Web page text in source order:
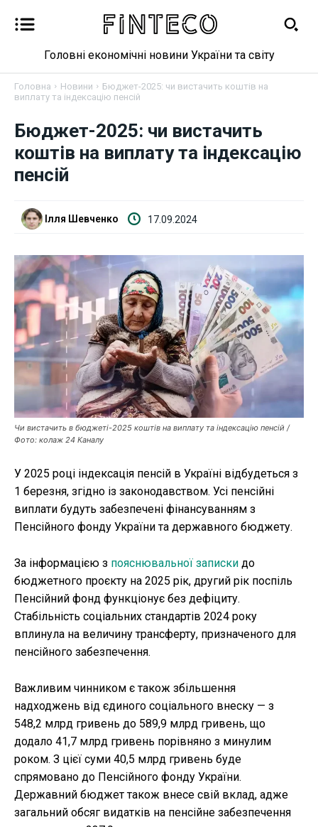
Новини
Бізнес
Криптовалюта
Робота і освіта
Публікації
ФОП
Курс валют
Ми в соц. мережах
Головні економічні новини України та світу
Головна Новини
Бюджет-2025: чи вистачить коштів на
виплату та індексацію пенсій
Бюджет-2025: чи вистачить
коштів на виплату та індексацію
пенсій
Ілля Шевченко 17.09.2024
Чи вистачить в бюджеті-2025 коштів на виплату та індексацію пенсій /
Фото: колаж 24 Каналу
У 2025 році індексація пенсій в Україні відбудеться з
1 березня, згідно із законодавством. Усі пенсійні
виплати будуть забезпечені фінансуванням з
Пенсійного фонду України та державного бюджету.
За інформацією з пояснювальної записки до
бюджетного проєкту на 2025 рік, другий рік поспіль
Пенсійний фонд функціонує без дефіциту.
Стабільність соціальних стандартів 2024 року
вплинула на величину трансферту, призначеного для
пенсійного забезпечення.
Важливим чинником є також збільшення
надходжень від єдиного соціального внеску — з
548,2 млрд гривень до 589,9 млрд гривень, що
додало 41,7 млрд гривень порівняно з минулим
роком. З цієї суми 40,5 млрд гривень буде
спрямовано до Пенсійного фонду України.
Державний бюджет також внесе свій вклад, адже
загальний обсяг видатків на пенсійне забезпечення